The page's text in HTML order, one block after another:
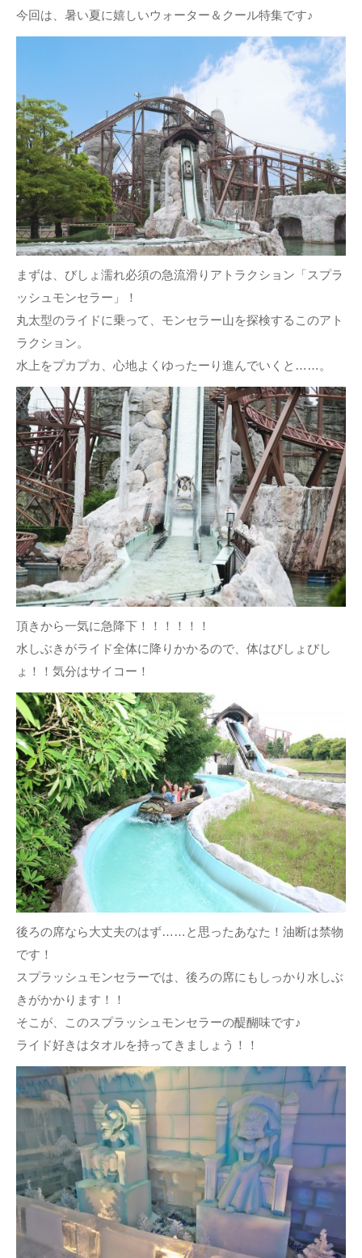
今回は、暑い夏に嬉しいウォーター＆クール特集です♪
まずは、びしょ濡れ必須の急流滑りアトラクション「スプラ
ッシュモンセラー」！
丸太型のライドに乗って、モンセラー山を探検するこのアト
ラクション。
水上をプカプカ、心地よくゆったーり進んでいくと……。
頂きから一気に急降下！！！！！！
水しぶきがライド全体に降りかかるので、体はびしょびし
ょ！！気分はサイコー！
後ろの席なら大丈夫のはず……と思ったあなた！油断は禁物
です！
スプラッシュモンセラーでは、後ろの席にもしっかり水しぶ
きがかかります！！
そこが、このスプラッシュモンセラーの醍醐味です♪
ライド好きはタオルを持ってきましょう！！